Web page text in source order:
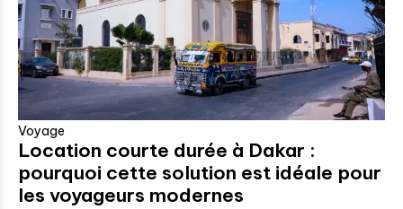
Voyage
Location courte durée à Dakar :
pourquoi cette solution est idéale pour
les voyageurs modernes